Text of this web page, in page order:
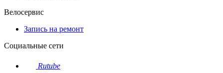
Велосервис
Запись на ремонт
Социальные сети
Rutube